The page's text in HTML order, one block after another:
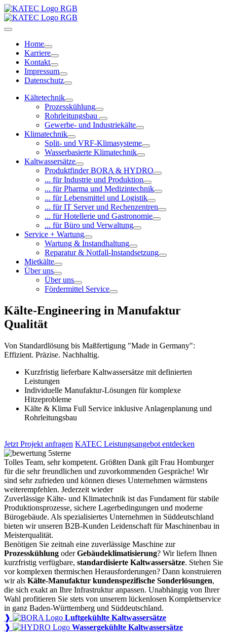
Home
Karriere
Kontakt
Impressum
Datenschutz
Kältetechnik
Prozesskühlung
Rohrleitungsbau
Gewerbe- und Industriekälte
Klimatechnik
Split- und VRF-Klimasysteme
Wasserbasierte Klimatechnik
Kaltwassersätze
Produktfinder BORA & HYDRO
... für Industrie und Produktion
... für Pharma und Medizintechnik
... für Lebensmittel und Logistik
... für IT Server und Rechenzentren
... für Hotellerie und Gastronomie
... für Büro und Verwaltung
Service + Wartung
Wartung & Instandhaltung
Reparatur & Notfall-Instandsetzung
Mietkälte
Über uns
Über uns
Fördermittel Service
Kälte-Engineering in Manufaktur
Qualität
Von Standardlösung bis Maßfertigung "Made in Germany":
Effizient. Präzise. Nachhaltig.
Kurzfristig lieferbare Kaltwassersätze mit definierten
Leistungen
Individuelle Manufaktur-Lösungen für komplexe
Hitzeprobleme
Kälte & Klima Full Service inklusive Anlagenplanung und
Rohrleitungsbau
Jetzt Projekt anfragen KATEC Leistungsangebot entdecken
Tolles Team, sehr kompetent. Größten Dank gilt Frau Homburger
für die sehr freundlichen und zuvorkommenden Gespräche! Wir
sind sehr zufrieden und können dieses Unternehmen wärmstens
weiterempfehlen. Jederzeit wieder
Zuverlässige Kälte- und Klimatechnik ist das Fundament für stabile
Produktionsprozesse, sichere Lagerbedingungen und moderne
Bürogebäude. Als spezialisiertes Unternehmen in Süddeutschland
bieten wir unseren B2B-Kunden Leidenschaft für Maschinenbau in
Meisterqualität.
Benötigen Sie zeitnah eine zuverlässige Maschine zur
Prozesskühlung oderGebäudeklimatisierung? Wir liefern Ihnen
kurzfristig verfügbare, standardisierte Kaltwassersätze. Stehen Sie
vor komplexen thermischen Herausforderungen? Dann konstruieren
wir als Kälte-Manufaktur kundenspezifische Sonderlösungen,
die sich exakt an Ihre Infrastruktur anpassen. Unabhängig von Ihrer
Wahl profitieren Sie stets von unserem lückenlosen Komplettservice
in ganz Baden-Württemberg und Süddeutschland.
❱
Luftgekühlte Kaltwassersätze
❱
Wassergekühlte Kaltwassersätze